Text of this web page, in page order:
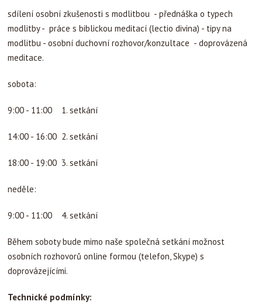
sdílení osobní zkušenosti s modlitbou - přednáška o typech
modlitby - práce s biblickou meditací (lectio divina) - tipy na
modlitbu - osobní duchovní rozhovor/konzultace - doprovázená
meditace.
sobota:
9:00 - 11:00 1. setkání
14:00 - 16:00 2. setkání
18:00 - 19:00 3. setkání
neděle:
9:00 - 11:00 4. setkání
Během soboty bude mimo naše společná setkání možnost
osobních rozhovorů online formou (telefon, Skype) s
doprovázejícími.
Technické podmínky: